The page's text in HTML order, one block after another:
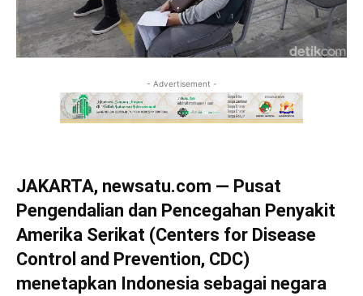
- Advertisement -
JAKARTA, newsatu.com — Pusat
Pengendalian dan Pencegahan Penyakit
Amerika Serikat (Centers for Disease
Control and Prevention, CDC)
menetapkan Indonesia sebagai negara